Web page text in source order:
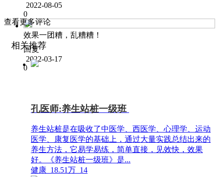
2022-08-05
0
效果一团糟，乱糟糟！
回复
2022-03-17
0
查看更多评论
相关推荐
孔医师:养生站桩一级班
养生站桩是在吸收了中医学、西医学、心理学、运动
医学、康复医学的基础上，通过大量实践总结出来的
养生方法，它易学易练，简单直接，见效快，效果
好。《养生站桩一级班》是...
健康 18.51万 14